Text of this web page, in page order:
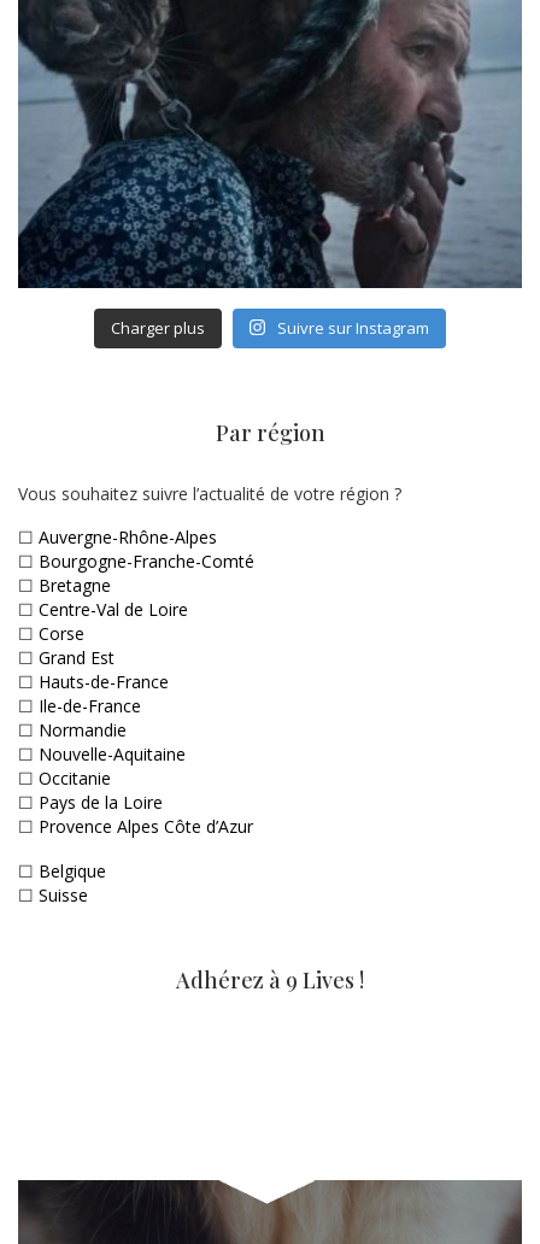
Charger plus Suivre sur Instagram
Par région
Vous souhaitez suivre l’actualité de votre région ?
☐ Auvergne-Rhône-Alpes
☐ Bourgogne-Franche-Comté
☐ Bretagne
☐ Centre-Val de Loire
☐ Corse
☐ Grand Est
☐ Hauts-de-France
☐ Ile-de-France
☐ Normandie
☐ Nouvelle-Aquitaine
☐ Occitanie
☐ Pays de la Loire
☐ Provence Alpes Côte d’Azur
☐ Belgique
☐ Suisse
Adhérez à 9 Lives !